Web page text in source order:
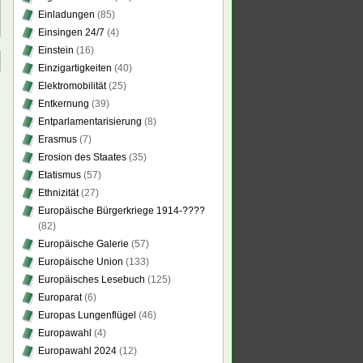
Einladungen (85)
Einsingen 24/7 (4)
Einstein (16)
Einzigartigkeiten (40)
Elektromobilität(25)
Entkernung (39)
Entparlamentarisierung (8)
Erasmus (7)
Erosion des Staates (35)
Etatismus (57)
Ethnizität(27)
Europäische Bürgerkriege 1914-????
(82)
Europäische Galerie (57)
Europäische Union (133)
Europäisches Lesebuch (125)
Europarat(6)
Europas Lungenflügel (46)
Europawahl (4)
Europawahl 2024 (12)